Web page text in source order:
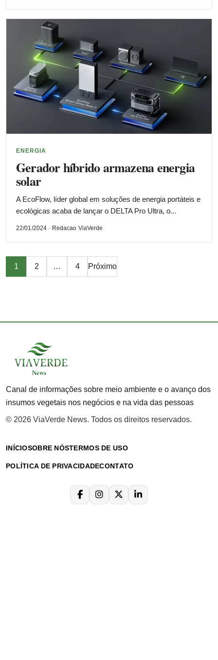
ENERGIA
Gerador híbrido armazena energia
solar
A EcoFlow, líder global em soluções de energia portáteis e
ecológicas acaba de lançar o DELTA Pro Ultra, o...
22/01/2024 · Redacao ViaVerde
Paginação
1 2 … 4 Próximo
Canal de informações sobre meio ambiente e o avanço dos
insumos vegetais nos negócios e na vida das pessoas
© 2026 ViaVerde News. Todos os direitos reservados.
INÍCIOSOBRE NÓSTERMOS DE USO
POLÍTICA DE PRIVACIDADECONTATO